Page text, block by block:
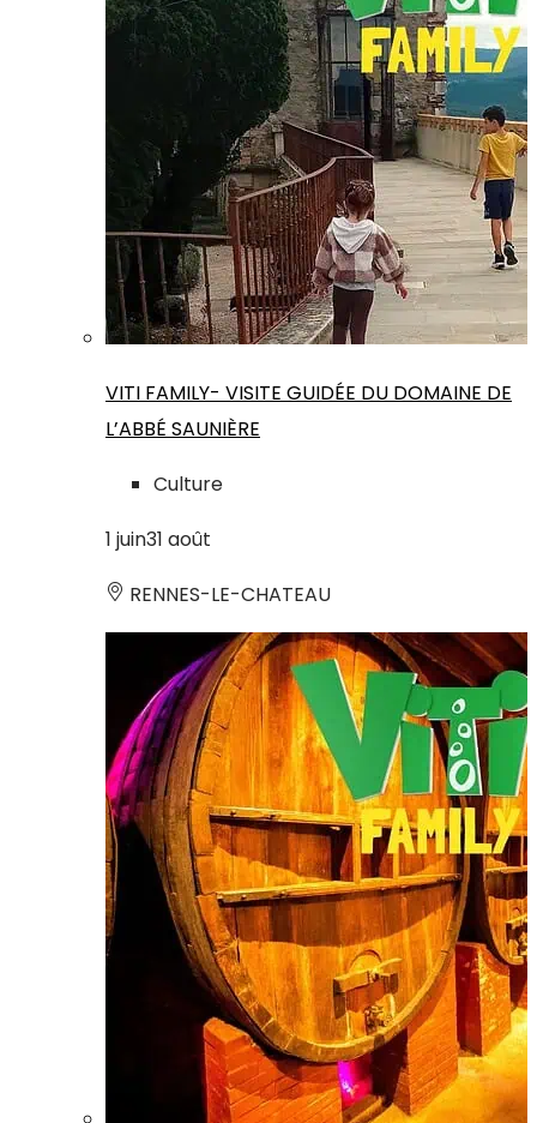
VITI FAMILY- VISITE GUIDÉE DU DOMAINE DE
L’ABBÉ SAUNIÈRE
Culture
1 juin31 août
RENNES-LE-CHATEAU